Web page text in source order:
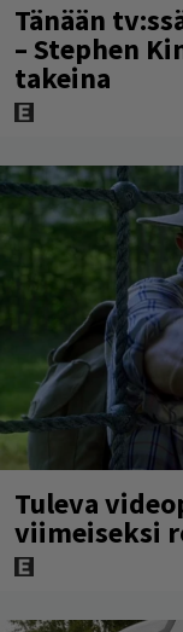
Tänään
– Stephen
takeina
Tuleva
viimeiseksi